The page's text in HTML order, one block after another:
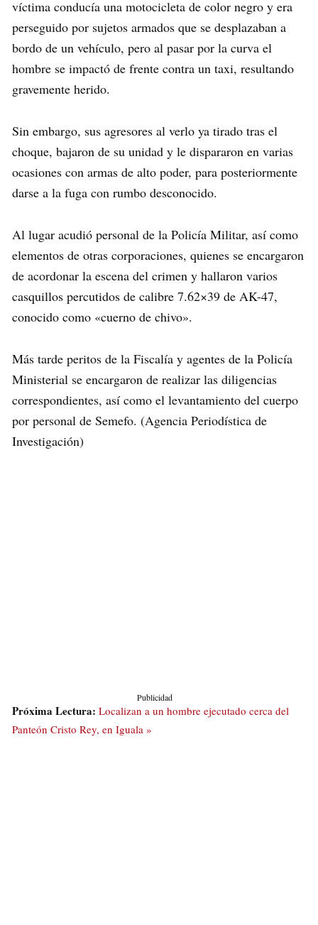
víctima conducía una motocicleta de color negro y era
perseguido por sujetos armados que se desplazaban a
bordo de un vehículo, pero al pasar por la curva el
hombre se impactó de frente contra un taxi, resultando
gravemente herido.
Sin embargo, sus agresores al verlo ya tirado tras el
choque, bajaron de su unidad y le dispararon en varias
ocasiones con armas de alto poder, para posteriormente
darse a la fuga con rumbo desconocido.
Al lugar acudió personal de la Policía Militar, así como
elementos de otras corporaciones, quienes se encargaron
de acordonar la escena del crimen y hallaron varios
casquillos percutidos de calibre 7.62×39 de AK-47,
conocido como «cuerno de chivo».
Más tarde peritos de la Fiscalía y agentes de la Policía
Ministerial se encargaron de realizar las diligencias
correspondientes, así como el levantamiento del cuerpo
por personal de Semefo. (Agencia Periodística de
Investigación)
Publicidad
Próxima Lectura: Localizan a un hombre ejecutado cerca del
Panteón Cristo Rey, en Iguala »